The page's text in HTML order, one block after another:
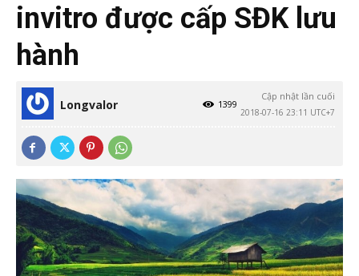
invitro được cấp SĐK lưu
hành
Longvalor
Cập nhật lần cuối
2018-07-16 23:11 UTC+7
1399